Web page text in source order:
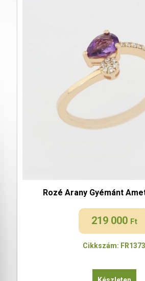
Rozé Arany Gyémánt
219 000 Ft
Cikkszám: FR1373